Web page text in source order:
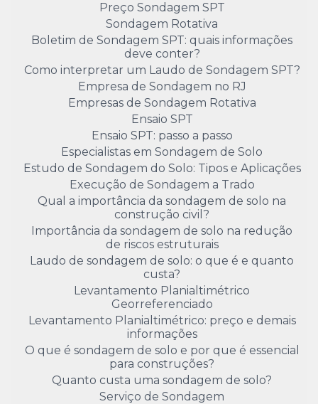
Preço Sondagem SPT
Sondagem Rotativa
Boletim de Sondagem SPT: quais informações
deve conter?
Como interpretar um Laudo de Sondagem SPT?
Empresa de Sondagem no RJ
Empresas de Sondagem Rotativa
Ensaio SPT
Ensaio SPT: passo a passo
Especialistas em Sondagem de Solo
Estudo de Sondagem do Solo: Tipos e Aplicações
Execução de Sondagem a Trado
Qual a importância da sondagem de solo na
construção civil?
Importância da sondagem de solo na redução
de riscos estruturais
Laudo de sondagem de solo: o que é e quanto
custa?
Levantamento Planialtimétrico
Georreferenciado
Levantamento Planialtimétrico: preço e demais
informações
O que é sondagem de solo e por que é essencial
para construções?
Quanto custa uma sondagem de solo?
Serviço de Sondagem